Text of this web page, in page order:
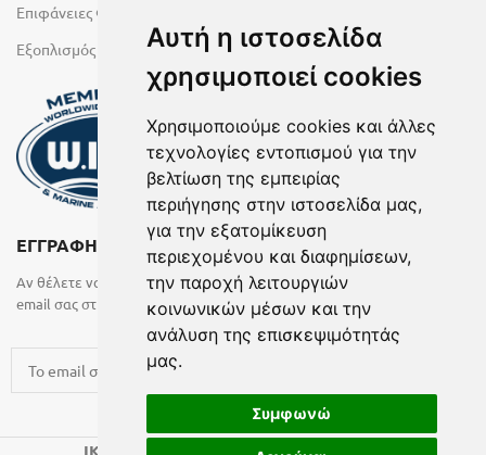
Αυτή η ιστοσελίδα
χρησιμοποιεί cookies
Χρησιμοποιούμε cookies και άλλες
τεχνολογίες εντοπισμού για την
βελτίωση της εμπειρίας
περιήγησης στην ιστοσελίδα μας,
για την εξατομίκευση
περιεχομένου και διαφημίσεων,
την παροχή λειτουργιών
κοινωνικών μέσων και την
ανάλυση της επισκεψιμότητάς
μας.
Συμφωνώ
Επιφάνειες Φυσικών Πετρωμάτων
Εξοπλισμός Υγρών Χώρων
ΕΓΓΡΑΦΗ ΣΤΟ NEWSLETTER
Αν θέλετε να λαμβάνετε ενημερωτικά email συμπληρώστε το
email σας στην παρακάτω φόρμα
IK KATSARAS 2024 CREATED BY